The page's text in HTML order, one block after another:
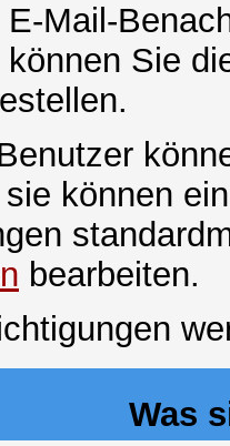
Mail-
Sie
können
bearbeiten.
Was